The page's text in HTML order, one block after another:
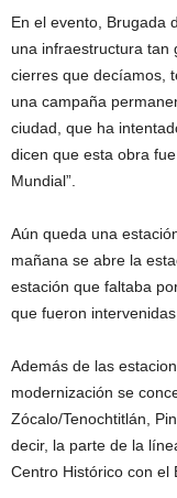
En el evento, Brugada
una infraestructura tan
cierres que decíamos,
una campaña
ciudad, que ha
dicen que esta obra
Mundial”.
Aún queda una
mañana se abre la
estación que faltaba
que fueron
Además de las
modernización se
Zócalo/Tenochtitlán,
decir, la parte de la
Centro Histórico con el